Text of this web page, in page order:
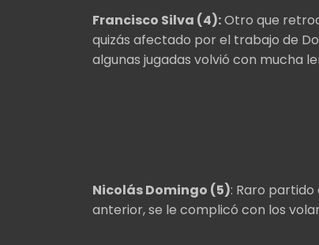
Francisco Silva (4):Otro que
quizás afectado por el trabajo de
algunas jugadas volvió con mucha
Nicolás Domingo (5): Raro
anterior, se le complicó con los